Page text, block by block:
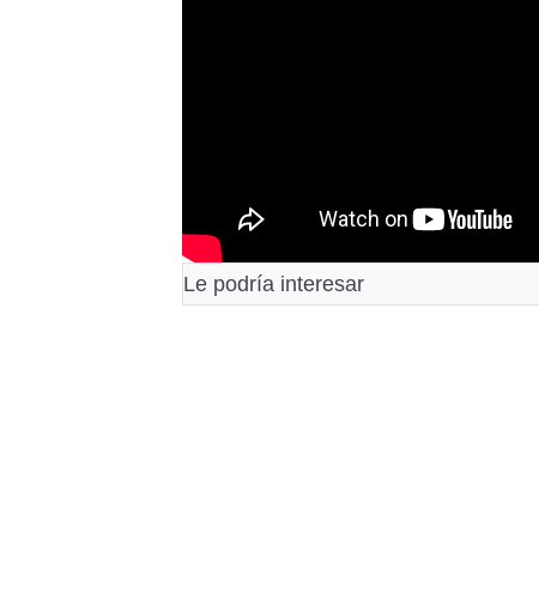
Le podría interesar